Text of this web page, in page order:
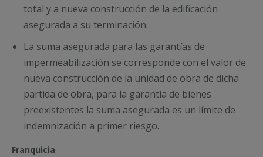
total y a nueva construcción de la edificación
asegurada a su terminación.
La suma asegurada para las garantías de
impermeabilización se corresponde con el valor de
nueva construcción de la unidad de obra de dicha
partida de obra, para la garantía de bienes
preexistentes la suma asegurada es un límite de
indemnización a primer riesgo.
Franquicia